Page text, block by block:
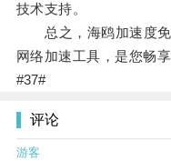
技术支持。
总之，海鸥加速度免
网络加速工具，是您畅
#37#
评论
游客